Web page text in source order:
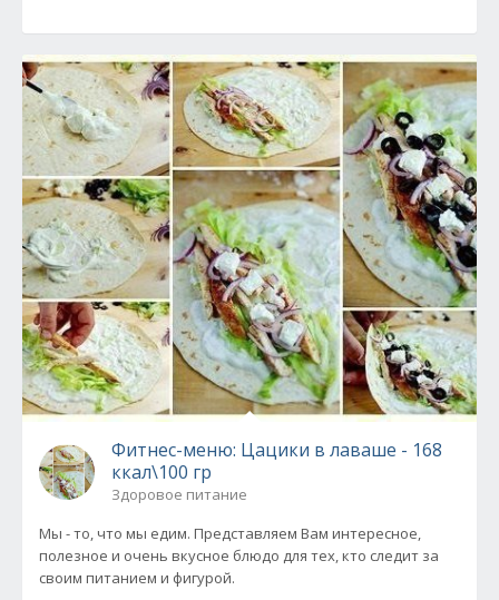
Фитнес-меню: Цацики в лаваше - 168
ккал\100 гр
Здоровое питание
Мы - то, что мы едим. Представляем Вам интересное,
полезное и очень вкусное блюдо для тех, кто следит за
своим питанием и фигурой.